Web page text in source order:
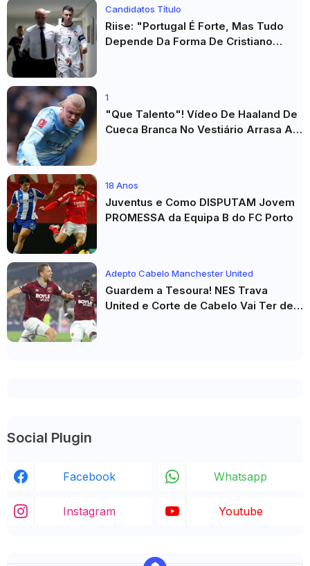
Candidatos Título
Riise: "Portugal É Forte, Mas Tudo
Depende Da Forma De Cristiano
1
"Que Talento"! Vídeo De Haaland De
Cueca Branca No Vestiário Arrasa A
18 Anos
Juventus e Como DISPUTAM Jovem
PROMESSA da Equipa B do FC Porto
Adepto Cabelo Manchester United
Guardem a Tesoura! NES Trava
United e Corte de Cabelo Vai Ter de
Social Plugin
Facebook Whatsapp
Instagram Youtube